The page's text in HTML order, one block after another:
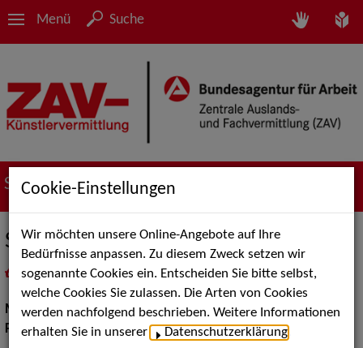
Menü Suche
Suche nach Künstler*innen
Skyline Band
als PDF speichern
inMeine Merklistelegen
Musik:Pop, Rock & Tanzmusik
Pop Rock Tanzmusik:Big Bands Tanzmusik, Oldies
Cookie-Einstellungen
Wir möchten unsere Online-Angebote auf Ihre
Bedürfnisse anpassen. Zu diesem Zweck setzen wir
sogenannte Cookies ein. Entscheiden Sie bitte selbst,
welche Cookies Sie zulassen. Die Arten von Cookies
werden nachfolgend beschrieben. Weitere Informationen
erhalten Sie in unserer
Datenschutzerklärung